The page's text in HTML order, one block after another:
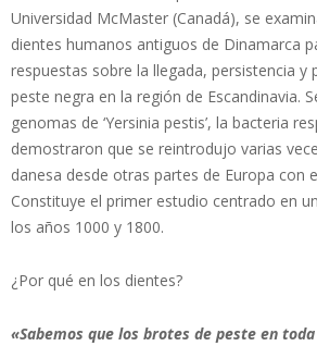
Universidad McMaster (Canadá), se
dientes humanos antiguos de Dinamarca
respuestas sobre la llegada, persistencia y
peste negra en la región de Escandinavia.
genomas de ‘Yersinia pestis’, la bacteria
demostraron que se reintrodujo varias
danesa desde otras partes de Europa con
Constituye el primer estudio centrado en
los años 1000 y 1800.
¿Por qué en los dientes?
«Sabemos que los brotes de peste en